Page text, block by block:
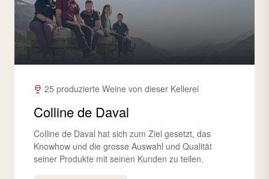
25 produzierte Weine von dieser Kellerei
Colline de Daval
Colline de Daval hat sich zum Ziel gesetzt, das
Knowhow und die grosse Auswahl und Qualität
seiner Produkte mit seinen Kunden zu teilen.